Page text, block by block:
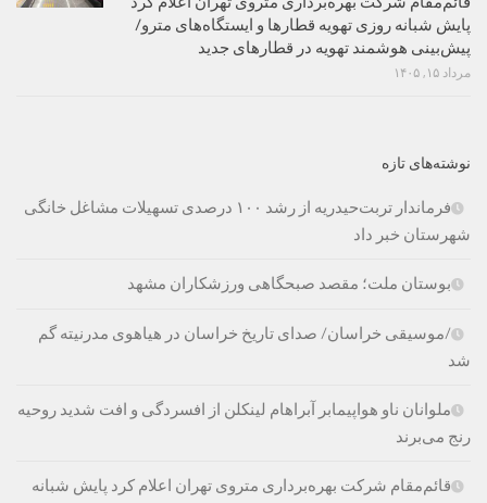
پایش شبانه روزی تهویه قطارها و ایستگاه‌های مترو/
پیش‌بینی هوشمند تهویه در قطارهای جدید
مرداد ۱۵, ۱۴۰۵
نوشته‌های تازه
فرماندار تربت‌حیدریه از رشد ۱۰۰ درصدی تسهیلات مشاغل خانگی
شهرستان خبر داد
بوستان ملت؛ مقصد صبحگاهی ورزشکاران مشهد
/موسیقی خراسان/ صدای تاریخ خراسان در هیاهوی مدرنیته گم
شد
ملوانان ناو هواپیمابر آبراهام لینکلن از افسردگی و افت شدید روحیه
رنج می‌برند
قائم‌مقام شرکت بهره‌برداری متروی تهران اعلام کرد پایش شبانه